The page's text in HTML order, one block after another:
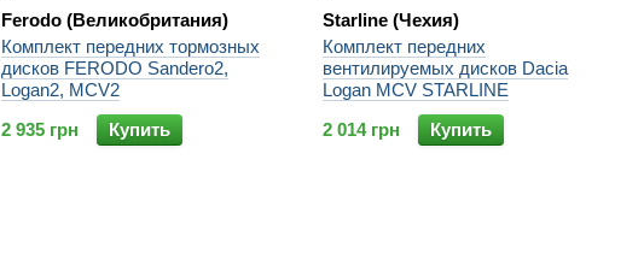
Ferodo (Великобритания)
Комплект передних тормозных
дисков FERODO Sandero2,
Logan2, MCV2
2 935 грн
Купить
Starline (Чехия)
Комплект передних
вентилируемых дисков Dacia
Logan MCV STARLINE
2 014 грн
Купить